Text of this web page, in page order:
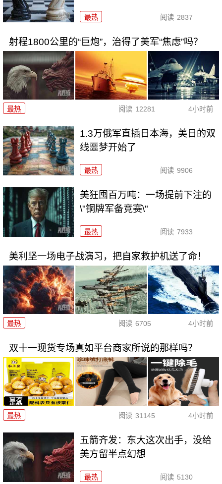
最热 阅读 2837
射程1800公里的“巨炮”，治得了美军“焦虑”吗？
最热 阅读 12281 4小时前
1.3万俄军直插日本海，美日的双
线噩梦开始了
最热 阅读 9906
美狂囤百万吨：一场提前下注的
\"铜牌军备竞赛\"
最热 阅读 7933
美利坚一场电子战演习，把自家救护机送了命！
最热 阅读 6705 4小时前
双十一现货专场真如平台商家所说的那样吗？
最热 阅读 31145 4小时前
五箭齐发：东大这次出手，没给
美方留半点幻想
最热 阅读 5130